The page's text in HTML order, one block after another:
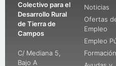
Colectivo para el
Desarrollo Rural
de Tierra de
Campos
C/ Mediana 5,
Bajo A
Noticias
Ofertas
Empleo
Empleo
Formación